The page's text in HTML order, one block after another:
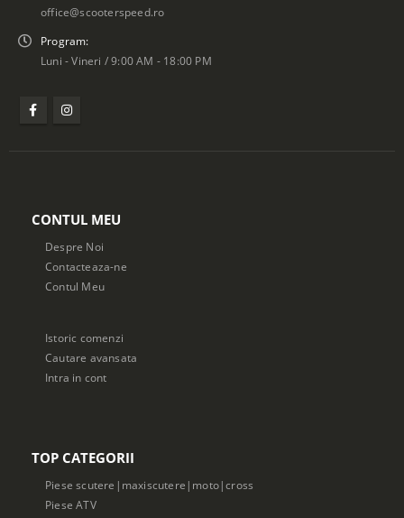
office@scooterspeed.ro
Program:
Luni - Vineri / 9:00 AM - 18:00 PM
CONTUL MEU
Despre Noi
Contacteaza-ne
Contul Meu
Istoric comenzi
Cautare avansata
Intra in cont
TOP CATEGORII
Piese scutere|maxiscutere|moto|cross
Piese ATV